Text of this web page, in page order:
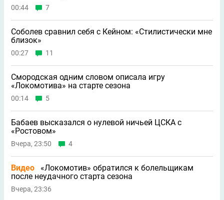
00:44 7
Соболев сравнил себя с Кейном: «Стилистически мне
близок»
00:27 11
Смородская одним словом описала игру
«Локомотива» на старте сезона
00:14 5
Бабаев высказался о нулевой ничьей ЦСКА с
«Ростовом»
Вчера, 23:50 4
Видео
«Локомотив» обратился к болельщикам
после неудачного старта сезона
Вчера, 23:36